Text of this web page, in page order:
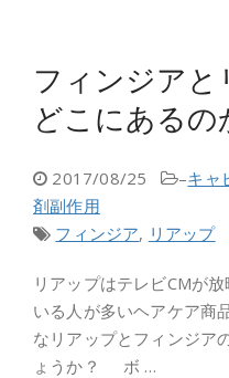
フィンジアと
どこにあるの
2017/08/25 –キャ
剤副作用
フィンジア, リアップ
リアップはテレビCMが
いる人が多いヘアケア商
なリアップとフィンジア
ょうか？ ボ …